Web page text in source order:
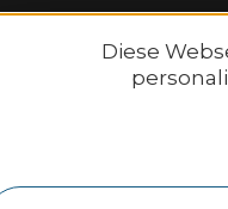
Diese
Binic-